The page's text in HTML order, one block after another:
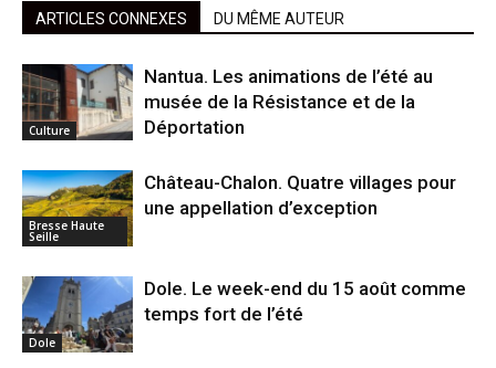
ARTICLES CONNEXES DU MÊME AUTEUR
Culture
Nantua. Les animations de l’été au
musée de la Résistance et de la
Déportation
Bresse Haute
Seille
Château-Chalon. Quatre villages pour
une appellation d’exception
Dole
Dole. Le week-end du 15 août comme
temps fort de l’été